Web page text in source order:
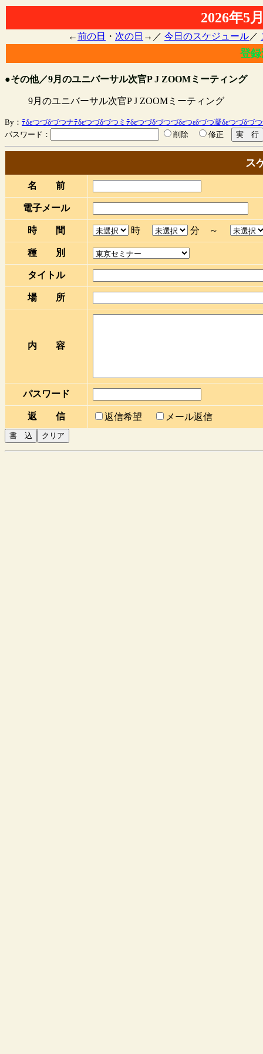
2026年5
←前の日 ・ 次の日 →／ 今日のスケジュール／
登
●その他／9月のユニバーサル次官P J ZOOMミーティング
9月のユニバーサル次官P J ZOOMミーティング
By： ﾃδεつづδづつナﾃδεつづδづつミﾃδεつづδづつづδεつεδづつ凝δεつづδづ
パスワード：
削除 修正
ス
名 前
電子メール
時 間 時 分 ～
種 別
タイトル
場 所
内 容
パスワード
返 信 返信希望 メール返信